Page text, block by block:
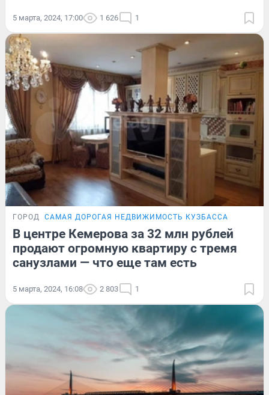
5 марта, 2024, 17:00 1 626 1
ГОРОД САМАЯ ДОРОГАЯ НЕДВИЖИМОСТЬ КУЗБАССА
В центре Кемерова за 32 млн рублей
продают огромную квартиру с тремя
санузлами — что еще там есть
5 марта, 2024, 16:08 2 803 1